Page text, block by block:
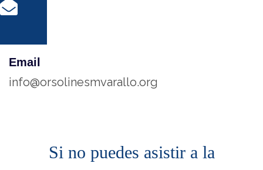
Email
info@orsolinesmvarallo.org
Si no puedes asistir a la